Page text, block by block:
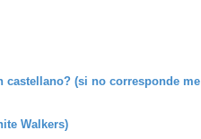
(si no corresponde me
Walkers)